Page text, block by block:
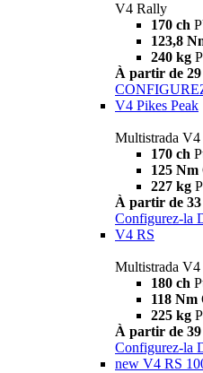
V4 Rally
170 ch
123,8
240 kg
À partir de 29
V4 Pikes Peak
Multistrada V4
170 ch
125 Nm
227 kg
À partir de 33
Configurez-la
V4 RS
Multistrada V4
180 ch
118 Nm
225 kg
À partir de 39
Configurez-la
new V4 RS